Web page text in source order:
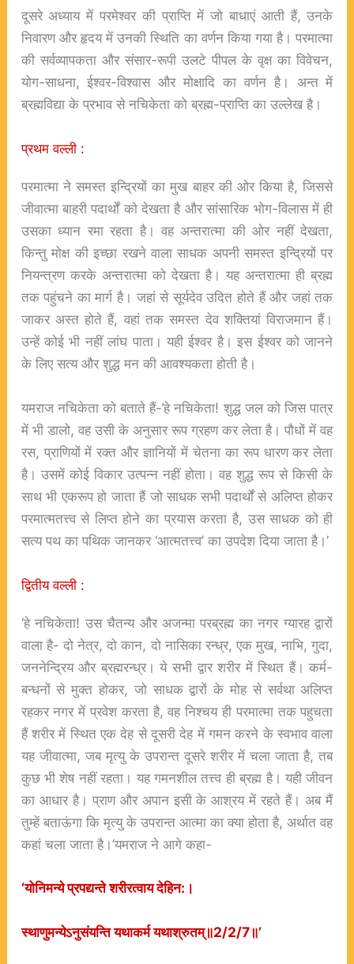
दूसरे अध्याय में परमेश्वर की प्राप्ति में जो बाधाएं आती हैं, उनके
निवारण और हृदय में उनकी स्थिति का वर्णन किया गया है। परमात्मा
की सर्वव्यापकता और संसार-रूपी उलटे पीपल के वृक्ष का विवेचन,
योग-साधना, ईश्वर-विश्वास और मोक्षादि का वर्णन है। अन्त में
ब्रह्मविद्या के प्रभाव से नचिकेता को ब्रह्म-प्राप्ति का उल्लेख है।
प्रथम वल्ली :
परमात्मा ने समस्त इन्द्रियों का मुख बाहर की ओर किया है, जिससे
जीवात्मा बाहरी पदार्थों को देखता है और सांसारिक भोग-विलास में ही
उसका ध्यान रमा रहता है। वह अन्तरात्मा की ओर नहीं देखता,
किन्तु मोक्ष की इच्छा रखने वाला साधक अपनी समस्त इन्द्रियों पर
नियन्त्रण करके अन्तरात्मा को देखता है। यह अन्तरात्मा ही ब्रह्म
तक पहुंचने का मार्ग है। जहां से सूर्यदेव उदित होते हैं और जहां तक
जाकर अस्त होते हैं, वहां तक समस्त देव शक्तियां विराजमान हैं।
उन्हें कोई भी नहीं लांघ पाता। यही ईश्वर है। इस ईश्वर को जानने
के लिए सत्य और शुद्ध मन की आवश्यकता होती है।
यमराज नचिकेता को बताते हैं-‘हे नचिकेता! शुद्ध जल को जिस पात्र
में भी डालो, वह उसी के अनुसार रूप ग्रहण कर लेता है। पौधों में वह
रस, प्राणियों में रक्त और ज्ञानियों में चेतना का रूप धारण कर लेता
है। उसमें कोई विकार उत्पन्न नहीं होता। वह शुद्ध रूप से किसी के
साथ भी एकरूप हो जाता हैं जो साधक सभी पदार्थों से अलिप्त होकर
परमात्मतत्त्व से लिप्त होने का प्रयास करता है, उस साधक को ही
सत्य पथ का पथिक जानकर ‘आत्मतत्त्व’ का उपदेश दिया जाता है।’
द्वितीय वल्ली :
‘हे नचिकेता! उस चैतन्य और अजन्मा परब्रह्म का नगर ग्यारह द्वारों
वाला है- दो नेत्र, दो कान, दो नासिका रन्ध्र, एक मुख, नाभि, गुदा,
जननेन्द्रिय और ब्रह्मरन्ध्र। ये सभी द्वार शरीर में स्थित हैं। कर्म-
बन्धनों से मुक्त होकर, जो साधक द्वारों के मोह से सर्वथा अलिप्त
रहकर नगर में प्रवेश करता है, वह निश्चय ही परमात्मा तक पहुचता
हैं शरीर में स्थित एक देह से दूसरी देह में गमन करने के स्वभाव वाला
यह जीवात्मा, जब मृत्यु के उपरान्त दूसरे शरीर में चला जाता है, तब
कुछ भी शेष नहीं रहता। यह गमनशील तत्त्व ही ब्रह्म है। यही जीवन
का आधार है। प्राण और अपान इसी के आश्रय में रहते हैं। अब मैं
तुम्हें बताऊंगा कि मृत्यु के उपरान्त आत्मा का क्या होता है, अर्थात वह
कहां चला जाता है।’यमराज ने आगे कहा-
‘योनिमन्येप्रपद्यन्तेशरीरत्वायदेहिन: ।
स्थाणुमन्येऽनुसंयन्तियथाकर्मयथाश्रुतम्॥2/2/7॥’